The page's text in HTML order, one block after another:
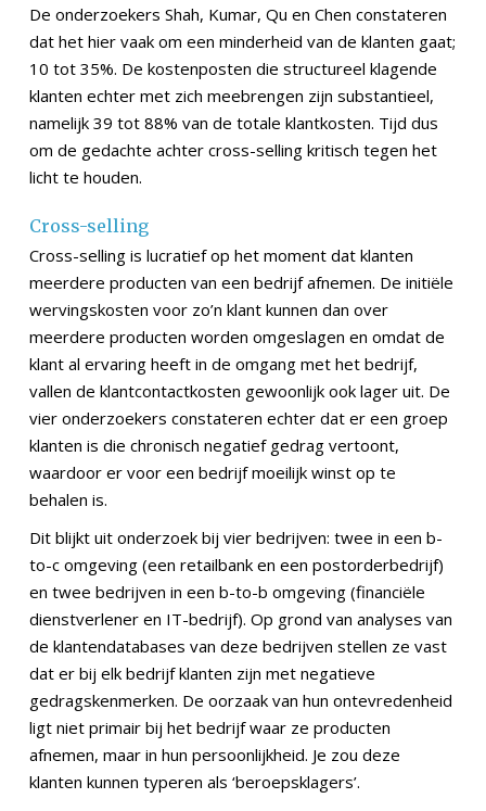
De onderzoekers Shah, Kumar, Qu en Chen constateren
dat het hier vaak om een minderheid van de klanten gaat;
10 tot 35%. De kostenposten die structureel klagende
klanten echter met zich meebrengen zijn substantieel,
namelijk 39 tot 88% van de totale klantkosten. Tijd dus
om de gedachte achter cross-selling kritisch tegen het
licht te houden.
Cross-selling
Cross-selling is lucratief op het moment dat klanten
meerdere producten van een bedrijf afnemen. De initiële
wervingskosten voor zo’n klant kunnen dan over
meerdere producten worden omgeslagen en omdat de
klant al ervaring heeft in de omgang met het bedrijf,
vallen de klantcontactkosten gewoonlijk ook lager uit. De
vier onderzoekers constateren echter dat er een groep
klanten is die chronisch negatief gedrag vertoont,
waardoor er voor een bedrijf moeilijk winst op te
behalen is.
Dit blijkt uit onderzoek bij vier bedrijven: twee in een b-
to-c omgeving (een retailbank en een postorderbedrijf)
en twee bedrijven in een b-to-b omgeving (financiële
dienstverlener en IT-bedrijf). Op grond van analyses van
de klantendatabases van deze bedrijven stellen ze vast
dat er bij elk bedrijf klanten zijn met negatieve
gedragskenmerken. De oorzaak van hun ontevredenheid
ligt niet primair bij het bedrijf waar ze producten
afnemen, maar in hun persoonlijkheid. Je zou deze
klanten kunnen typeren als ‘beroepsklagers’.